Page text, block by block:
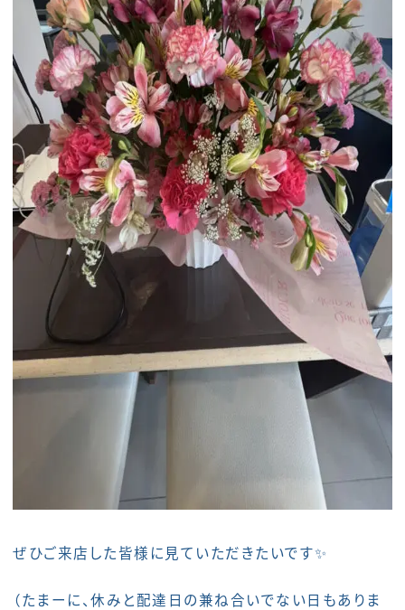
ぜひご来店した皆様に見ていただきたいです✨
（たまーに、休みと配達日の兼ね合いでない日もありま